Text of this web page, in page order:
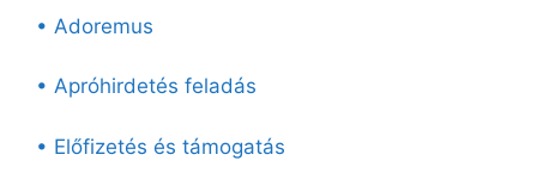
• Adoremus
• Apróhirdetés feladás
• Előfizetés és támogatás